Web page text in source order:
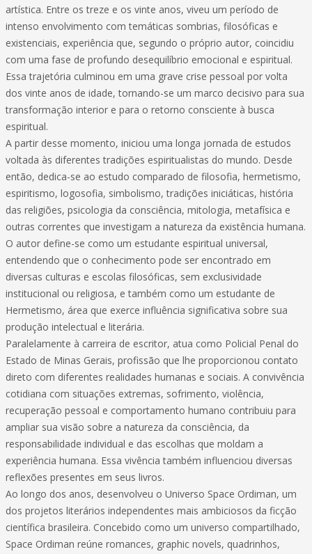
artística. Entre os treze e os vinte anos, viveu um período de
intenso envolvimento com temáticas sombrias, filosóficas e
existenciais, experiência que, segundo o próprio autor, coincidiu
com uma fase de profundo desequilíbrio emocional e espiritual.
Essa trajetória culminou em uma grave crise pessoal por volta
dos vinte anos de idade, tornando-se um marco decisivo para sua
transformação interior e para o retorno consciente à busca
espiritual.
A partir desse momento, iniciou uma longa jornada de estudos
voltada às diferentes tradições espiritualistas do mundo. Desde
então, dedica-se ao estudo comparado de filosofia, hermetismo,
espiritismo, logosofia, simbolismo, tradições iniciáticas, história
das religiões, psicologia da consciência, mitologia, metafísica e
outras correntes que investigam a natureza da existência humana.
O autor define-se como um estudante espiritual universal,
entendendo que o conhecimento pode ser encontrado em
diversas culturas e escolas filosóficas, sem exclusividade
institucional ou religiosa, e também como um estudante de
Hermetismo, área que exerce influência significativa sobre sua
produção intelectual e literária.
Paralelamente à carreira de escritor, atua como Policial Penal do
Estado de Minas Gerais, profissão que lhe proporcionou contato
direto com diferentes realidades humanas e sociais. A convivência
cotidiana com situações extremas, sofrimento, violência,
recuperação pessoal e comportamento humano contribuiu para
ampliar sua visão sobre a natureza da consciência, da
responsabilidade individual e das escolhas que moldam a
experiência humana. Essa vivência também influenciou diversas
reflexões presentes em seus livros.
Ao longo dos anos, desenvolveu o Universo Space Ordiman, um
dos projetos literários independentes mais ambiciosos da ficção
científica brasileira. Concebido como um universo compartilhado,
Space Ordiman reúne romances, graphic novels, quadrinhos,